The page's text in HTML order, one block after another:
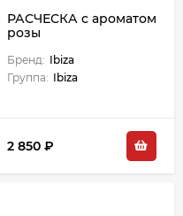
РАСЧЕСКА с ароматом
розы
Бренд: Ibiza
Группа: Ibiza
2 850 ₽